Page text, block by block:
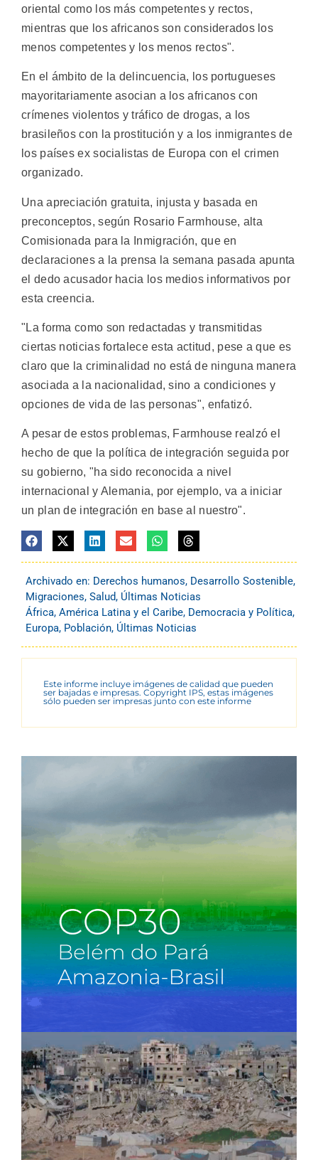
oriental como los más competentes y rectos,
mientras que los africanos son considerados los
menos competentes y los menos rectos".
En el ámbito de la delincuencia, los portugueses
mayoritariamente asocian a los africanos con
crímenes violentos y tráfico de drogas, a los
brasileños con la prostitución y a los inmigrantes de
los países ex socialistas de Europa con el crimen
organizado.
Una apreciación gratuita, injusta y basada en
preconceptos, según Rosario Farmhouse, alta
Comisionada para la Inmigración, que en
declaraciones a la prensa la semana pasada apunta
el dedo acusador hacia los medios informativos por
esta creencia.
"La forma como son redactadas y transmitidas
ciertas noticias fortalece esta actitud, pese a que es
claro que la criminalidad no está de ninguna manera
asociada a la nacionalidad, sino a condiciones y
opciones de vida de las personas", enfatizó.
A pesar de estos problemas, Farmhouse realzó el
hecho de que la política de integración seguida por
su gobierno, "ha sido reconocida a nivel
internacional y Alemania, por ejemplo, va a iniciar
un plan de integración en base al nuestro".
Archivado en: Derechos humanos, Desarrollo Sostenible,
Migraciones, Salud, Últimas Noticias
África, América Latina y el Caribe, Democracia y Política,
Europa, Población, Últimas Noticias
Este informe incluye imágenes de calidad que pueden
ser bajadas e impresas. Copyright IPS, estas imágenes
sólo pueden ser impresas junto con este informe